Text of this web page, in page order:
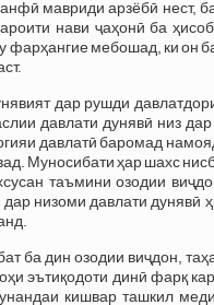
мавриди арзёбӣ нест,
нави ҷаҳонӣ ба
фарҳангие мебошад, ки он
дар рушди
давлати дунявӣ низ
давлатӣ баромад
Муносибати ҳар шахс
таъмини озодии
низоми давлати дунявӣ
ба дин озодии виҷдон,
эътиқодоти динӣ фарқ
кишвар ташкил